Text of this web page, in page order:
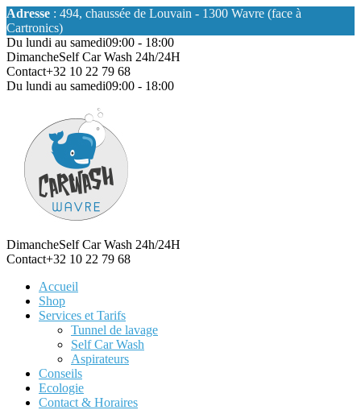
Adresse : 494, chaussée de Louvain - 1300 Wavre (face à
Cartronics)
Du lundi au samedi09:00 - 18:00
DimancheSelf Car Wash 24h/24H
Contact+32 10 22 79 68
Du lundi au samedi09:00 - 18:00
DimancheSelf Car Wash 24h/24H
Contact+32 10 22 79 68
Accueil
Shop
Services et Tarifs
Tunnel de lavage
Self Car Wash
Aspirateurs
Conseils
Ecologie
Contact & Horaires